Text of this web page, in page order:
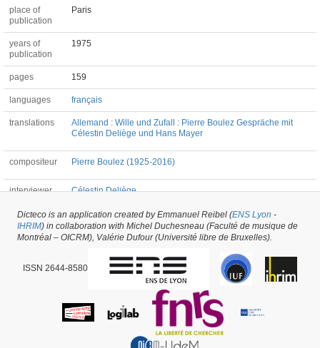
place of
publication
Paris
years of
publication
1975
pages 159
languages français
translations
Allemand : Wille und Zufall : Pierre Boulez Gespräche mit
Célestin Deliège und Hans Mayer
compositeur Pierre Boulez (1925-2016)
interviewer Célestin Deliège
Book #39632 -created on 15/04/2019 byAlexandre Robert
Dicteco is an application created by Emmanuel Reibel (ENS Lyon -
IHRIM) in collaboration with Michel Duchesneau (Faculté de musique de
Montréal – OICRM), Valérie Dufour (Université libre de Bruxelles).
ISSN 2644-8580